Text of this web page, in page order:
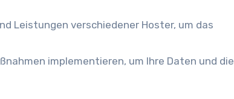
Leistungen verschiedener Hoster, um das
implementieren, um Ihre Daten und die